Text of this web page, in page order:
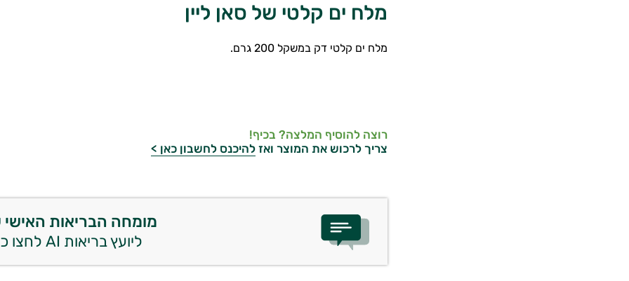
מלח ים קלטי של סאן ליין
מלח ים קלטי דק במשקל 200 גרם.
רוצה להוסיף המלצה? בכיף!
צריך לרכוש את המוצר ואז להיכנס לחשבון כאן >
מומחה הבריאות
ליועץ בריאות AI לחצו כאן